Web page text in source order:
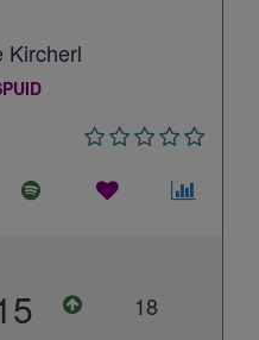
Kircherl
18